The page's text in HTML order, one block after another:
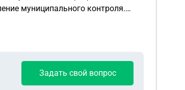
Задать свой вопрос